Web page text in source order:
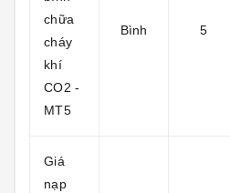
chữa
cháy
khí
CO2 -
MT5
Bình 5
Giá
nạp